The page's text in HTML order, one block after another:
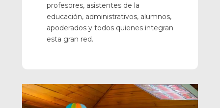
profesores, asistentes de la
educación, administrativos, alumnos,
apoderados y todos quienes integran
esta gran red.